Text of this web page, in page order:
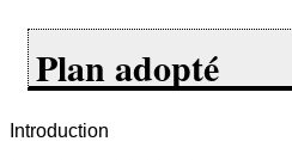
Plan adopté
Introduction